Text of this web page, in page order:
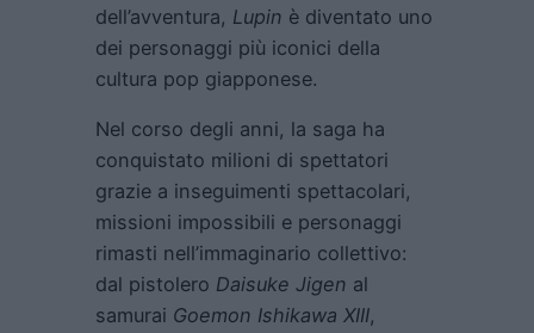
dell’avventura, Lupin è diventato uno
dei personaggi più iconici della
cultura pop giapponese.
Nel corso degli anni, la saga ha
conquistato milioni di spettatori
grazie a inseguimenti spettacolari,
missioni impossibili e personaggi
rimasti nell’immaginario collettivo:
dal pistolero Daisuke Jigen al
samurai Goemon Ishikawa XIII,